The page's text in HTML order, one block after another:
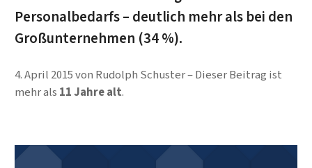
Personalbedarfs – deutlich mehr als bei den
Großunternehmen (34 %).
4. April 2015von Rudolph Schuster
Dieser Beitrag ist
mehr als 11 Jahre alt.